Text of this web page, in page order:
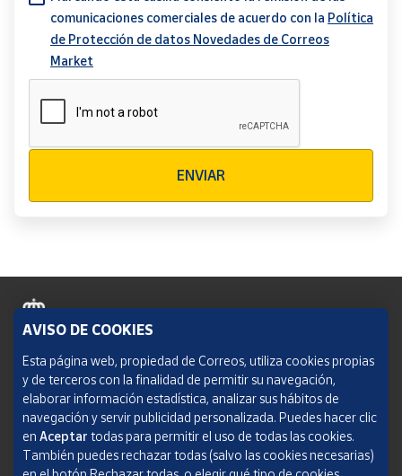
comunicaciones comerciales de acuerdo con la Política
de Protección de datos Novedades de Correos
Market
ENVIAR
Política de cookies
Aviso legal
Condiciones del servicio
Política de Privacidad Web
AVISO DE COOKIES
Esta página web, propiedad de Correos, utiliza cookies propias
y de terceros con la finalidad de permitir su navegación,
elaborar información estadística, analizar sus hábitos de
navegación y servir publicidad personalizada. Puedes hacer clic
en Aceptar todas para permitir el uso de todas las cookies.
También puedes rechazar todas (salvo las cookies necesarias)